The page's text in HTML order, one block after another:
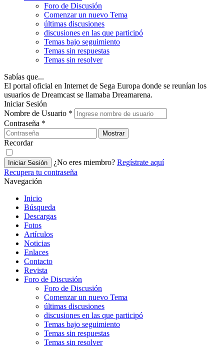
Foro de Discusión
Comenzar un nuevo Tema
últimas discusiones
discusiones en las que participó
Temas bajo seguimiento
Temas sin respuestas
Temas sin resolver
Sabías que...
El portal oficial en Internet de Sega Europa donde se reunían los
usuarios de Dreamcast se llamaba Dreamarena.
Iniciar Sesión
Nombre de Usuario *
Contraseña *
Mostrar
Recordar
Iniciar Sesión ¿No eres miembro? Regístrate aquí
Recupera tu contraseña
Navegación
Inicio
Búsqueda
Descargas
Fotos
Artículos
Noticias
Enlaces
Contacto
Revista
Foro de Discusión
Foro de Discusión
Comenzar un nuevo Tema
últimas discusiones
discusiones en las que participó
Temas bajo seguimiento
Temas sin respuestas
Temas sin resolver